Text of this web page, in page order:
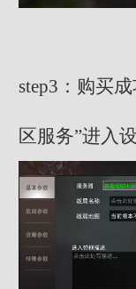
step3：购买
区服务”进入